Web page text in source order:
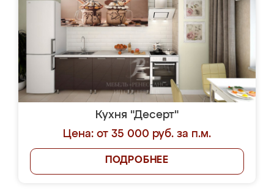
Кухня "Десерт"
Цена: от 35 000 руб. за п.м.
ПОДРОБНЕЕ